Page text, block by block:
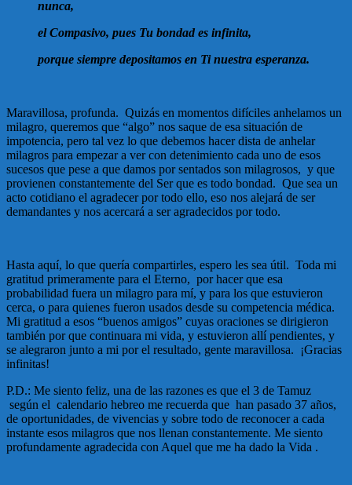
nunca,
el Compasivo, pues Tu bondad es infinita,
porque siempre depositamos en Ti nuestra esperanza.
Maravillosa, profunda. Quizás en momentos difíciles anhelamos un
milagro, queremos que “algo” nos saque de esa situación de
impotencia, pero tal vez lo que debemos hacer dista de anhelar
milagros para empezar a ver con detenimiento cada uno de esos
sucesos que pese a que damos por sentados son milagrosos, y que
provienen constantemente del Ser que es todo bondad. Que sea un
acto cotidiano el agradecer por todo ello, eso nos alejará de ser
demandantes y nos acercará a ser agradecidos por todo.
Hasta aquí, lo que quería compartirles, espero les sea útil. Toda mi
gratitud primeramente para el Eterno, por hacer que esa
probabilidad fuera un milagro para mí, y para los que estuvieron
cerca, o para quienes fueron usados desde su competencia médica.
Mi gratitud a esos “buenos amigos” cuyas oraciones se dirigieron
también por que continuara mi vida, y estuvieron allí pendientes, y
se alegraron junto a mi por el resultado, gente maravillosa. ¡Gracias
infinitas!
P.D.: Me siento feliz, una de las razones es que el 3 de Tamuz
según el calendario hebreo me recuerda que han pasado 37 años,
de oportunidades, de vivencias y sobre todo de reconocer a cada
instante esos milagros que nos llenan constantemente. Me siento
profundamente agradecida con Aquel que me ha dado la Vida .